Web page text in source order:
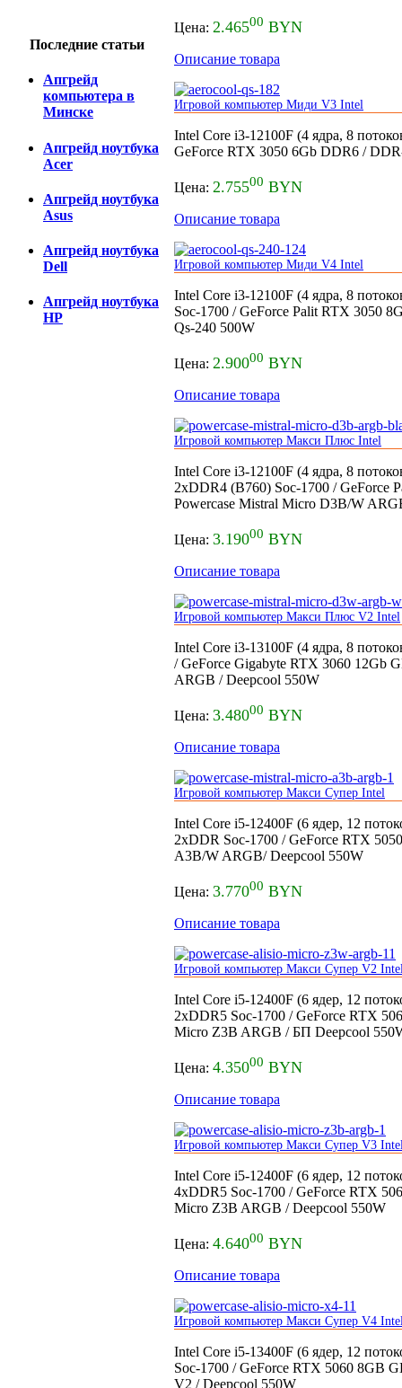
Последние статьи
Апгрейд
компьютера в
Минске
Апгрейд ноутбука
Acer
Апгрейд ноутбука
Asus
Апгрейд ноутбука
Dell
Апгрейд ноутбука
HP
Цена: 2.46500 BYN
Описание товара
Игровой компьютер Миди V3 Intel
Intel Core i3-12100F (4 ядра, 8
GeForce RTX 3050 6Gb DDR6 /
Цена: 2.75500 BYN
Описание товара
Игровой компьютер Миди V4 Intel
Intel Core i3-12100F (4 ядра, 8
Soc-1700 / GeForce Palit RTX 3050
Qs-240 500W
Цена: 2.90000 BYN
Описание товара
Игровой компьютер Макси Плюс Intel
Intel Core i3-12100F (4 ядра, 8
2xDDR4 (B760) Soc-1700 / GeForce
Powercase Mistral Micro D3B/W
Цена: 3.19000 BYN
Описание товара
Игровой компьютер Макси Плюс V2 Intel
Intel Core i3-13100F (4 ядра, 8
/ GeForce Gigabyte RTX 3060 12Gb
ARGB / Deepcool 550W
Цена: 3.48000 BYN
Описание товара
Игровой компьютер Макси Супер Intel
Intel Core i5-12400F (6 ядер, 12
2xDDR Soc-1700 / GeForce RTX
A3B/W ARGB/ Deepcool 550W
Цена: 3.77000 BYN
Описание товара
Игровой компьютер Макси Супер V2
Intel Core i5-12400F (6 ядер, 12
2xDDR5 Soc-1700 / GeForce RTX
Micro Z3B ARGB / БП Deepcool
Цена: 4.35000 BYN
Описание товара
Игровой компьютер Макси Супер V3
Intel Core i5-12400F (6 ядер, 12
4xDDR5 Soc-1700 / GeForce RTX
Micro Z3B ARGB / Deepcool 550W
Цена: 4.64000 BYN
Описание товара
Игровой компьютер Макси Супер V4
Intel Core i5-13400F (6 ядер, 12
Soc-1700 / GeForce RTX 5060 8GB
V2 / Deepcool 550W